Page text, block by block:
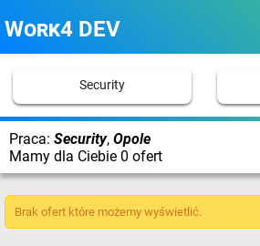
Work4 DEV
Security
Praca: Security, Opole
Mamy dla Ciebie 0 ofert
Brak ofert które możemy wyświetlić.